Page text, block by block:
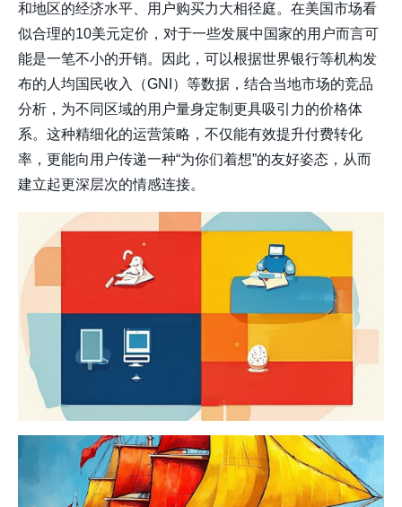
和地区的经济水平、用户购买力大相径庭。在美国市场看
似合理的10美元定价，对于一些发展中国家的用户而言可
能是一笔不小的开销。因此，可以根据世界银行等机构发
布的人均国民收入（GNI）等数据，结合当地市场的竞品
分析，为不同区域的用户量身定制更具吸引力的价格体
系。这种精细化的运营策略，不仅能有效提升付费转化
率，更能向用户传递一种“为你们着想”的友好姿态，从而
建立起更深层次的情感连接。